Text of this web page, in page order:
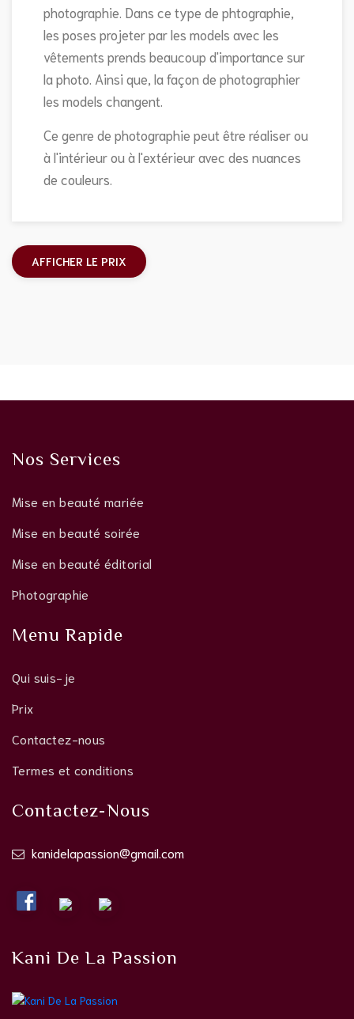
photographie. Dans ce type de phtographie,
les poses projeter par les models avec les
vêtements prends beaucoup d'importance sur
la photo. Ainsi que, la façon de photographier
les models changent.
Ce genre de photographie peut être réaliser ou
à l'intérieur ou à l'extérieur avec des nuances
de couleurs.
AFFICHER LE PRIX
Nos Services
Mise en beauté mariée
Mise en beauté soirée
Mise en beauté éditorial
Photographie
Menu Rapide
Qui suis-je
Prix
Contactez-nous
Termes et conditions
Contactez-Nous
kanidelapassion@gmail.com
Kani De La Passion